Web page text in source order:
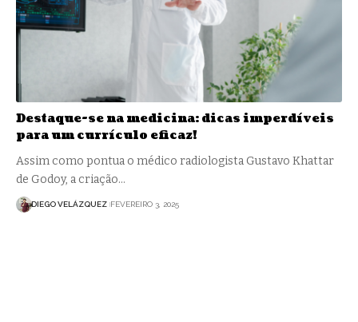
Destaque-se na medicina: dicas imperdíveis
para um currículo eficaz!
Assim como pontua o médico radiologista Gustavo Khattar
de Godoy, a criação…
DIEGO VELÁZQUEZ FEVEREIRO 3, 2025